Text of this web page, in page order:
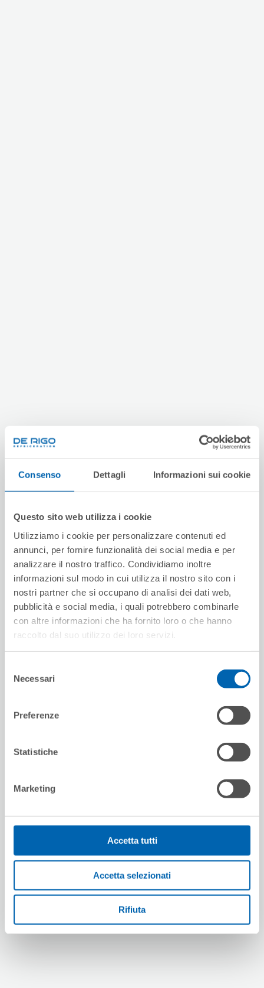
Consenso Dettagli Informazioni sui cookie
Questo sito web utilizza i cookie
Utilizziamo i cookie per personalizzare contenuti ed
annunci, per fornire funzionalità dei social media e per
analizzare il nostro traffico. Condividiamo inoltre
informazioni sul modo in cui utilizza il nostro sito con i
nostri partner che si occupano di analisi dei dati web,
pubblicità e social media, i quali potrebbero combinarle
con altre informazioni che ha fornito loro o che hanno
raccolto dal suo utilizzo dei loro servizi.
delNecessari
Preferenze
Statistiche
Marketing
Accetta tutti
Accetta selezionati
Rifiuta